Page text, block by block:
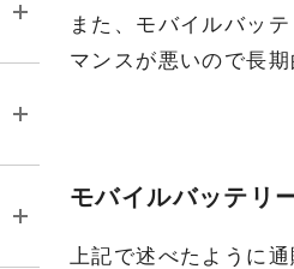
また、モバイルバッ
マンスが悪いので長
モバイルバッテリ
上記で述べたように